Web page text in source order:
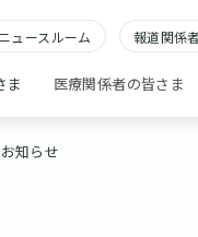
ニュースルーム 報道関係
ま 医療関係者の皆さま
知らせ